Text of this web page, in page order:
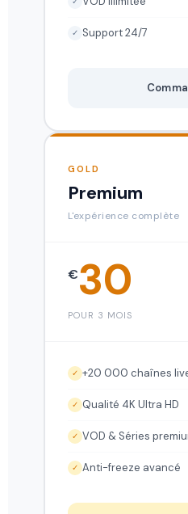
✓ Support 24/7
GOLD
Premium
L'expérience complète
€30
POUR 3 MOIS
✓ +20 000 chaînes
✓ Qualité 4K Ultra HD
✓ VOD & Séries
✓ Anti-freeze avancé